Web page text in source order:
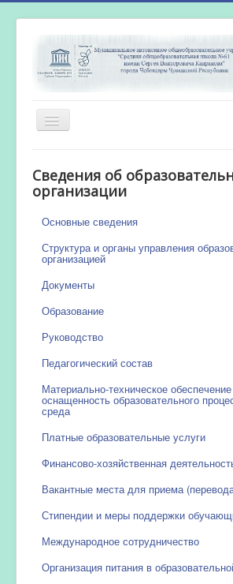
Включить/
выключить
Новости
Сведения об
организации
Основные сведения
Структура и органы управления
организацией
Документы
Образование
Руководство
Педагогический состав
Материально-техническое
оснащенность образовательного
среда
Платные образовательные услуги
Финансово-хозяйственная
Вакантные места для приема
Стипендии и меры поддержки
Международное сотрудничество
Организация питания в